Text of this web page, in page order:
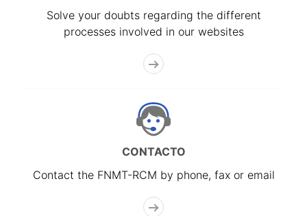
Solve your doubts regarding the different
processes involved in our websites
CONTACTO
Contact the FNMT-RCM by phone, fax or email